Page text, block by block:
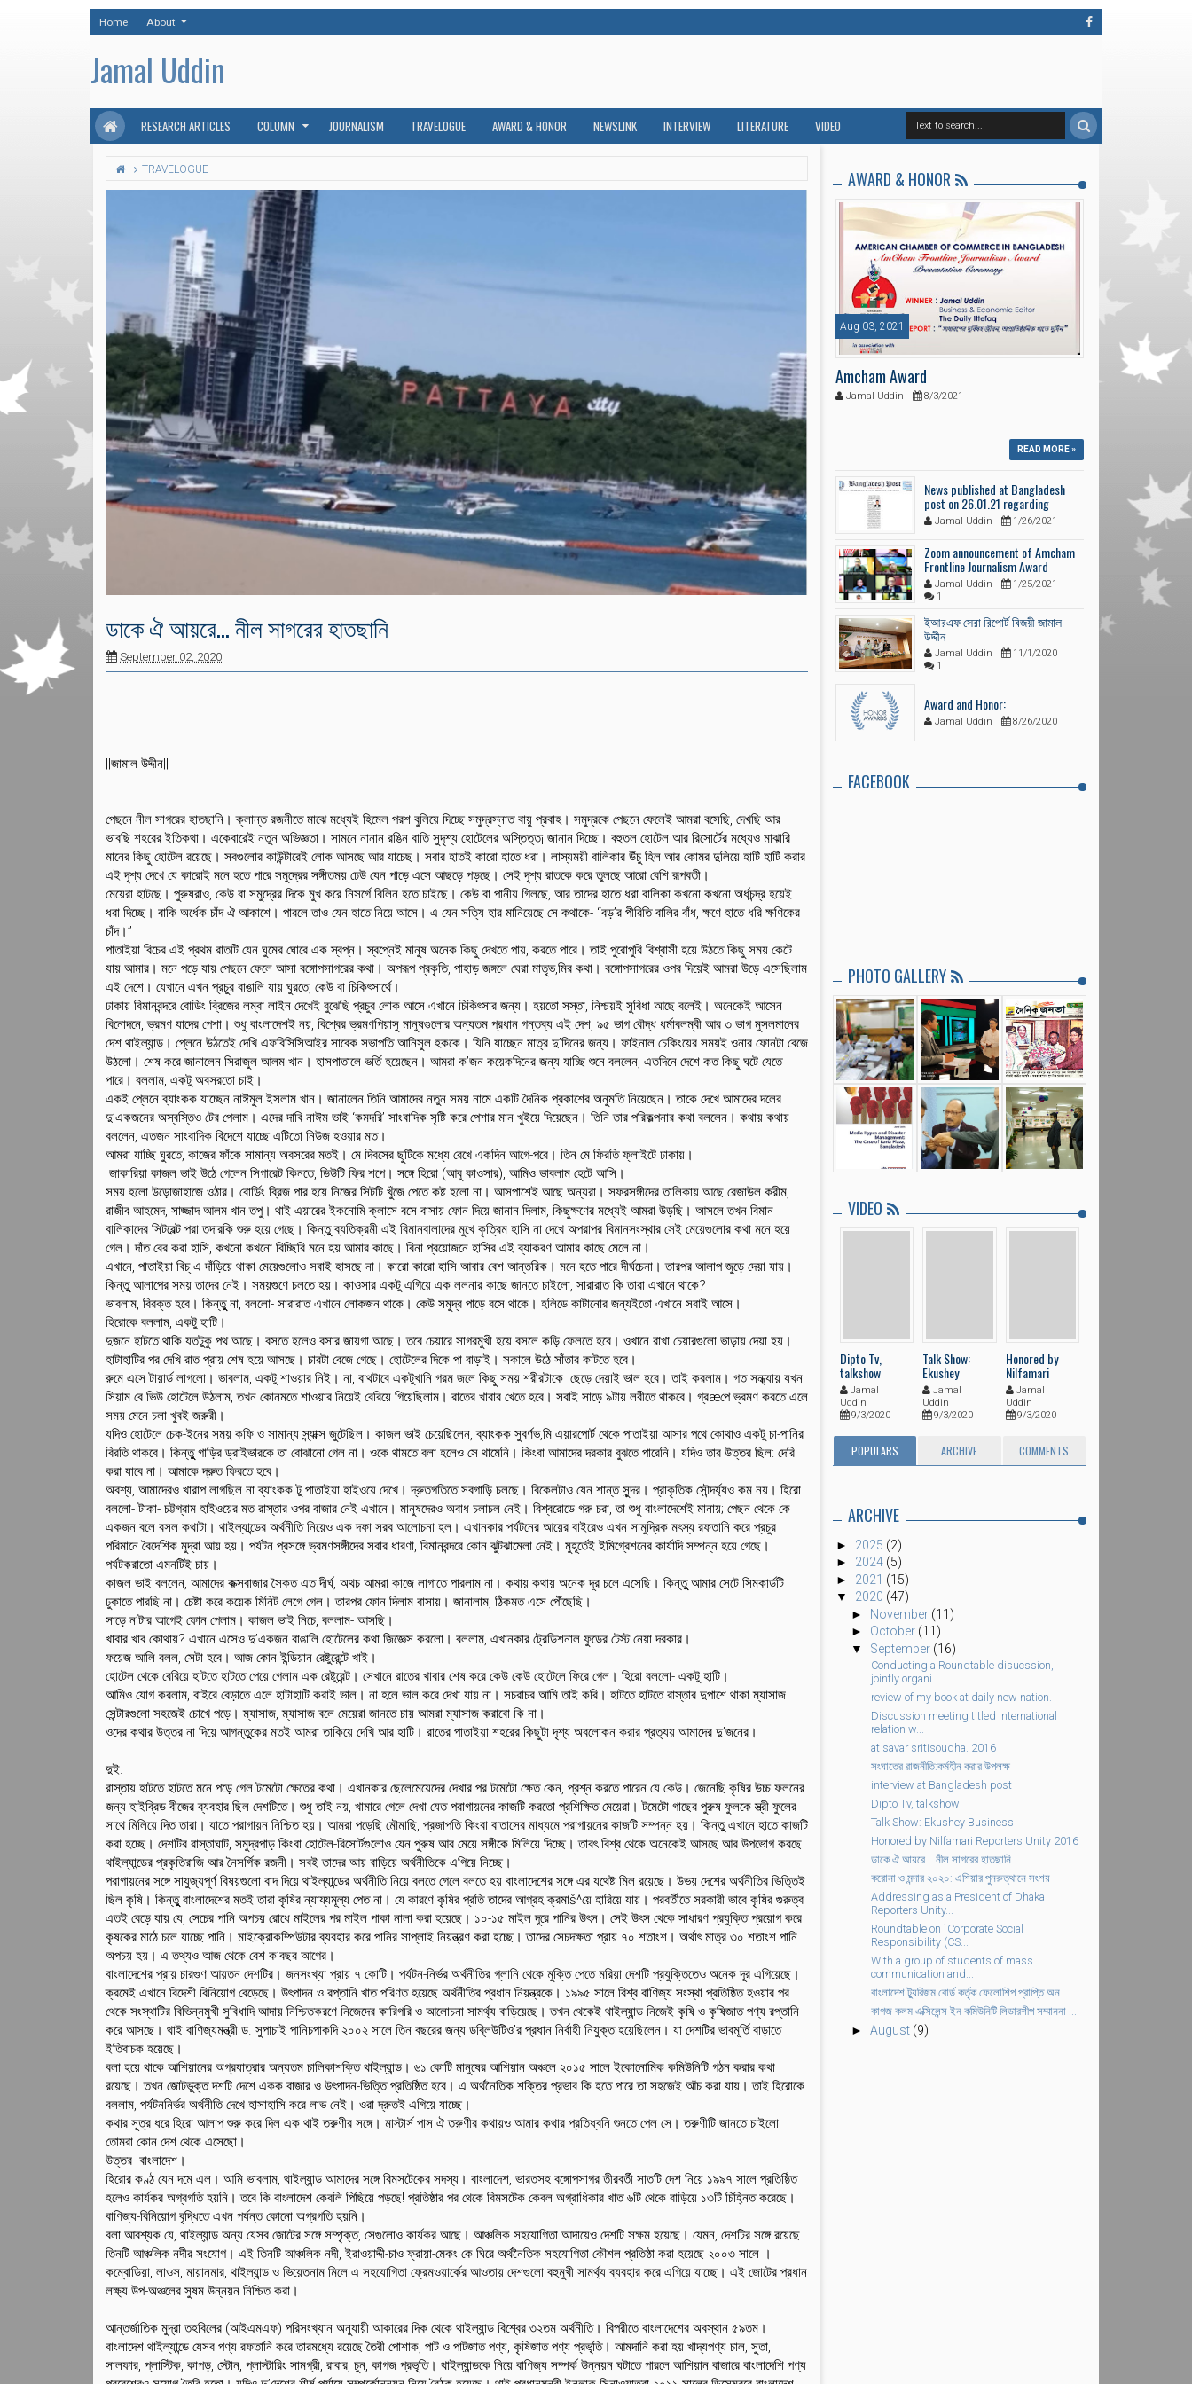
Home About
Jamal Uddin
RESEARCH ARTICLES COLUMN JOURNALISM TRAVELOGUE AWARD & HONOR NEWSLINK INTERVIEW LITERATURE VIDEO
TRAVELOGUE
ডাকে ঐ আয়রে... নীল সাগরের হাতছানি
September 02, 2020
||জামাল উদ্দীন||
পেছনে নীল সাগরের হাতছানি। ক্লান্ত রজনীতে মাঝে মধ্যেই হিমেল পরশ বুলিয়ে দিচ্ছে সমুদ্রস্নাত বায়ু প্রবাহ। সমুদ্রকে পেছনে ফেলেই আমরা বসেছি, দেখছি আর
ভাবছি শহরের ইতিকথা। একেবারেই নতুন অভিজ্ঞতা। সামনে নানান রঙিন বাতি সুদৃশ্য হোটেলের অস্তিত্ত¡ জানান দিচ্ছে। বহুতল হোটেল আর রিসোর্টের মধ্যেও মাঝারি
মানের কিছু হোটেল রয়েছে। সবগুলোর কাউন্টারেই লোক আসছে আর যাচেছ। সবার হাতই কারো হাতে ধরা। লাস্যময়ী বালিকার উঁচু হিল আর কোমর দুলিয়ে হাটি হাটি করার
এই দৃশ্য দেখে যে কারোই মনে হতে পারে সমুদ্রের সঙ্গীতময় ঢেউ যেন পাড়ে এসে আছড়ে পড়ছে। সেই দৃশ্য রাতকে করে তুলছে আরো বেশি রূপবতী।
মেয়েরা হাটছে। পুরুষরাও, কেউ বা সমুদ্রের দিকে মুখ করে নিসর্গে বিলিন হতে চাইছে। কেউ বা পানীয় গিলছে, আর তাদের হাতে ধরা বালিকা কখনো কখনো অর্ধচন্দ্র হয়েই
ধরা দিচ্ছে। বাকি অর্ধেক চাঁদ ঐ আকাশে। পারলে তাও যেন হাতে নিয়ে আসে। এ যেন সত্যি হার মানিয়েছে সে কথাকে- ‘‘বড়’র পীরিতি বালির বাঁধ, ক্ষণে হাতে ধরি ক্ষণিকের
চাঁদ।’’
পাতাইয়া বিচের এই প্রথম রাতটি যেন ঘুমের ঘোরে এক স্বপ্ন। স্বপ্নেই মানুষ অনেক কিছু দেখতে পায়, করতে পারে। তাই পুরোপুরি বিশ্বাসী হয়ে উঠতে কিছু সময় কেটে
যায় আমার। মনে পড়ে যায় পেছনে ফেলে আসা বঙ্গোপসাগরের কথা। অপরূপ প্রকৃতি, পাহাড় জঙ্গলে ঘেরা মাতৃভ‚মির কথা। বঙ্গোপসাগরের ওপর দিয়েই আমরা উড়ে এসেছিলাম
এই দেশে। যেখানে এখন প্রচুর বাঙালি যায় ঘুরতে, কেউ বা চিকিৎসার্থে।
ঢাকায় বিমানবন্দরে বোডিং ব্রিজের লম্বা লাইন দেখেই বুঝেছি প্রচুর লোক আসে এখানে চিকিৎসার জন্য। হয়তো সস্তা, নিশ্চয়ই সুবিধা আছে বলেই। অনেকেই আসেন
বিনোদনে, ভ্রমণ যাদের পেশা। শুধু বাংলাদেশই নয়, বিশ্বের ভ্রমণপিয়াসু মানুষগুলোর অন্যতম প্রধান গন্তব্য এই দেশ, ৯৫ ভাগ বৌদ্ধ ধর্মাবলম্বী আর ৩ ভাগ মুসলমানের
দেশ থাইল্যান্ড। প্লেনে উঠতেই দেখি এফবিসিসিআইর সাবেক সভাপতি আনিসুল হককে। যিনি যাচ্ছেন মাত্র দু’দিনের জন্য। ফাইনাল চেকিংয়ের সময়ই ওনার ফোনটা বেজে
উঠলো। শেষ করে জানালেন সিরাজুল আলম খান। হাসপাতালে ভর্তি হয়েছেন। আমরা ক’জন কয়েকদিনের জন্য যাচ্ছি শুনে বললেন, এতদিনে দেশে কত কিছু ঘটে যেতে
পারে। বললাম, একটু অবসরতো চাই।
একই প্লেনে ব্যাংকক যাচ্ছেন নাঈমুল ইসলাম খান। জানালেন তিনি আমাদের নতুন সময় নামে একটি দৈনিক প্রকাশের অনুমতি নিয়েছেন। তাকে দেখে আমাদের দলের
দু’একজনের অস্বস্তিও টের পেলাম। এদের দাবি নাঈম ভাই ‘কমদরি’ সাংবাদিক সৃষ্টি করে পেশার মান খুইয়ে দিয়েছেন। তিনি তার পরিকল্পনার কথা বললেন। কথায় কথায়
বললেন, এতজন সাংবাদিক বিদেশে যাচ্ছে এটিতো নিউজ হওয়ার মত।
আমরা যাচ্ছি ঘুরতে, কাজের ফাঁকে সামান্য অবসরের মতই। মে দিবসের ছুটিকে মধ্যে রেখে একদিন আগে-পরে। তিন মে ফিরতি ফ্লাইটে ঢাকায়।
জাকারিয়া কাজল ভাই উঠে গেলেন সিগারেট কিনতে, ডিউটি ফ্রি শপে। সঙ্গে হিরো (আবু কাওসার), আমিও ভাবলাম হেটে আসি।
সময় হলো উড়োজাহাজে ওঠার। বোর্ডিং ব্রিজ পার হয়ে নিজের সিটটি খুঁজে পেতে কষ্ট হলো না। আসপাশেই আছে অন্যরা। সফরসঙ্গীদের তালিকায় আছে রেজাউল করীম,
রাজীব আহমেদ, সাজ্জাদ আলম খান তপু। থাই এয়ারের ইকনোমি ক্লাসে বসে বাসায় ফোন দিয়ে জানান দিলাম, কিছুক্ষণের মধ্যেই আমরা উড়ছি। আসলে তখন বিমান
বালিকাদের সিটবেল্ট পরা তদারকি শুরু হয়ে গেছে। কিন্তুু ব্যতিক্রমী এই বিমানবালাদের মুখে কৃত্রিম হাসি না দেখে অপরাপর বিমানসংস্থার সেই মেয়েগুলোর কথা মনে হয়ে
গেল। দাঁত বের করা হাসি, কখনো কখনো বিচ্ছিরি মনে হয় আমার কাছে। বিনা প্রয়োজনে হাসির এই ব্যাকরণ আমার কাছে মেলে না।
এখানে, পাতাইয়া বিচ্ এ দাঁড়িয়ে থাকা মেয়েগুলোও সবাই হাসছে না। কারো কারো হাসি আবার বেশ আন্তরিক। মনে হতে পারে দীর্ঘচেনা। তারপর আলাপ জুড়ে দেয়া যায়।
কিন্তুু আলাপের সময় তাদের নেই। সময়গুণে চলতে হয়। কাওসার একটু এগিয়ে এক ললনার কাছে জানতে চাইলো, সারারাত কি তারা এখানে থাকে?
ভাবলাম, বিরক্ত হবে। কিন্তুু না, বললো- সারারাত এখানে লোকজন থাকে। কেউ সমুদ্র পাড়ে বসে থাকে। হলিডে কাটানোর জন্যইতো এখানে সবাই আসে।
হিরোকে বললাম, একটু হাটি।
দুজনে হাটতে থাকি যতটুকু পথ আছে। বসতে হলেও বসার জায়গা আছে। তবে চেয়ারে সাগরমুখী হয়ে বসলে কড়ি ফেলতে হবে। ওখানে রাখা চেয়ারগুলো ভাড়ায় দেয়া হয়।
হাটাহাটির পর দেখি রাত প্রায় শেষ হয়ে আসছে। চারটা বেজে গেছে। হোটেলের দিকে পা বাড়াই। সকালে উঠে সাঁতার কাটতে হবে।
রুমে এসে টায়ার্ড লাগলো। ভাবলাম, একটু শাওয়ার নিই। না, বাথটাবে একটুখানি গরম জলে কিছু সময় শরীরটাকে ছেড়ে দেয়াই ভাল হবে। তাই করলাম। গত সন্ধ্যায় যখন
সিয়াম বে ভিউ হোটেলে উঠলাম, তখন কোনমতে শাওয়ার নিয়েই বেরিয়ে গিয়েছিলাম। রাতের খাবার খেতে হবে। সবাই সাড়ে ৯টায় লবীতে থাকবে। গ্রæপে ভ্রমণ করতে এলে
সময় মেনে চলা খুবই জরুরী।
যদিও হোটেলে চেক-ইনের সময় কফি ও সামান্য স্ন্যাক্স জুটেছিল। কাজল ভাই চেয়েছিলেন, ব্যাংকক সুবর্ণভ‚মি এয়ারপোর্ট থেকে পাতাইয়া আসার পথে কোথাও একটু চা-পানির
বিরতি থাকবে। কিন্তুু গাড়ির ড্রাইভারকে তা বোঝানো গেল না। ওকে থামতে বলা হলেও সে থামেনি। কিংবা আমাদের দরকার বুঝতে পারেনি। যদিও তার উত্তর ছিল: দেরি
করা যাবে না। আমাকে দ্রুত ফিরতে হবে।
অবশ্য, আমাদেরও খারাপ লাগছিল না ব্যাংকক টু পাতাইয়া হাইওয়ে দেখে। দ্রুতগতিতে সবগাড়ি চলছে। বিকেলটাও যেন শান্ত সুন্দর। প্রাকৃতিক সৌন্দর্য্যও কম নয়। হিরো
বললো- টাকা- চট্টগ্রাম হাইওয়ের মত রাস্তার ওপর বাজার নেই এখানে। মানুষদেরও অবাধ চলাচল নেই। বিশ্বরোডে গরু চরা, তা শুধু বাংলাদেশেই মানায়; পেছন থেকে কে
একজন বলে বসল কথাটা। থাইল্যান্ডের অর্থনীতি নিয়েও এক দফা সরব আলোচনা হল। এখানকার পর্যটনের আয়ের বাইরেও এখন সামুদ্রিক মৎস্য রফতানি করে প্রচুর
পরিমানে বৈদেশিক মুদ্রা আয় হয়। পর্যটন প্রসঙ্গে ভ্রমণসঙ্গীদের সবার ধারণা, বিমানবন্দরে কোন ঝুটঝামেলা নেই। মুহূর্তেই ইমিগ্রেশনের কার্যাদি সম্পন্ন হয়ে গেছে।
পর্যটকরাতো এমনটিই চায়।
কাজল ভাই বললেন, আমাদের কক্সবাজার সৈকত এত দীর্ঘ, অথচ আমরা কাজে লাগাতে পারলাম না। কথায় কথায় অনেক দূর চলে এসেছি। কিন্তুু আমার সেটে সিমকার্ডটি
ঢুকাতে পারছি না। চেষ্টা করে কয়েক মিনিট লেগে গেল। তারপর ফোন দিলাম বাসায়। জানালাম, ঠিকমত এসে পৌঁছেছি।
সাড়ে ন’টার আগেই ফোন পেলাম। কাজল ভাই নিচে, বললাম- আসছি।
খাবার খাব কোথায়? এখানে এসেও দু’একজন বাঙালি হোটেলের কথা জিজ্ঞেস করলো। বললাম, এখানকার ট্রেডিশনাল ফুডের টেস্ট নেয়া দরকার।
ফয়েজ আলি বলল, সেটা হবে। আজ কোন ইন্ডিয়ান রেষ্টুরেন্টে খাই।
হোটেল থেকে বেরিয়ে হাটতে হাটতে পেয়ে গেলাম এক রেষ্টুরেন্ট। সেখানে রাতের খাবার শেষ করে কেউ কেউ হোটেলে ফিরে গেল। হিরো বললো- একটু হাটি।
আমিও যোগ করলাম, বাইরে বেড়াতে এলে হাটাহাটি করাই ভাল। না হলে ভাল করে দেখা যায় না। সচরাচর আমি তাই করি। হাটতে হাটতে রাস্তার দুপাশে থাকা ম্যাসাজ
সেন্টারগুলো সহজেই চোখে পড়ে। ম্যাসাজ, ম্যাসাজ বলে মেয়েরা জানতে চায় আমরা ম্যাসাজ করাবো কি না।
ওদের কথার উত্তর না দিয়ে আগন্তুুকের মতই আমরা তাকিয়ে দেখি আর হাটি। রাতের পাতাইয়া শহরের কিছুটা দৃশ্য অবলোকন করার প্রত্যয় আমাদের দু’জনের।
দুই.
রাস্তায় হাটতে হাটতে মনে পড়ে গেল টমেটো ক্ষেতের কথা। এখানকার ছেলেমেয়েদের দেখার পর টমেটো ক্ষেত কেন, প্রশ্ন করতে পারেন যে কেউ। জেনেছি কৃষির উচ্চ ফলনের
জন্য হাইব্রিড বীজের ব্যবহার ছিল দেশটিতে। শুধু তাই নয়, খামারে গেলে দেখা যেত পরাগায়নের কাজটি করতো প্রশিক্ষিত মেয়েরা। টমেটো গাছের পুরুষ ফুলকে স্ত্রী ফুলের
সাথে মিলিয়ে দিত তারা। যাতে পরাগায়ন নিশ্চিত হয়। আমরা পড়েছি মৌমাছি, প্রজাপতি কিংবা বাতাসের মাধ্যমে পরাগায়নের কাজটি সম্পন্ন হয়। কিন্তুু এখানে হাতে কাজটি
করা হচ্ছে। দেশটির রাস্তাঘাট, সমুদ্রপাড় কিংবা হোটেল-রিসোর্টগুলোও যেন পুরুষ আর মেয়ে সঙ্গীকে মিলিয়ে দিচ্ছে। তাবৎ বিশ্ব থেকে অনেকেই আসছে আর উপভোগ করছে
থাইল্যান্ডের প্রকৃতিরাজি আর নৈসর্গিক রজনী। সবই তাদের আয় বাড়িয়ে অর্থনীতিকে এগিয়ে নিচ্ছে।
পরাগায়নের সঙ্গে সাযুজ্যপূর্ণ বিষয়গুলো বাদ দিয়ে থাইল্যান্ডের অর্থনীতি নিয়ে বলতে গেলে বলতে হয় বাংলাদেশের সঙ্গে এর যথেষ্ট মিল রয়েছে। উভয় দেশের অর্থনীতির ভিত্তিই
ছিল কৃষি। কিন্তুু বাংলাদেশের মতই তারা কৃষির ন্যায্যমূল্য পেত না। যে কারণে কৃষির প্রতি তাদের আগ্রহ ক্রমাš^য়ে হারিয়ে যায়। পরবর্তীতে সরকারী ভাবে কৃষির গুরুত্ব
এতই বেড়ে যায় যে, সেচের পানি অপচয় রোধে মাইলের পর মাইল পাকা নালা করা হয়েছে। ১০-১৫ মাইল দূরে পানির উৎস। সেই উৎস থেকে সাধারণ প্রযুক্তি প্রয়োগ করে
কৃষকের মাঠে চলে যাচ্ছে পানি। মাইক্রোকম্পিউটার ব্যবহার করে পানির সাপ্লাই নিয়ন্ত্রণ করা হচ্ছে। তাদের সেচদক্ষতা প্রায় ৭০ শতাংশ। অর্থাৎ মাত্র ৩০ শতাংশ পানি
অপচয় হয়। এ তথ্যও আজ থেকে বেশ ক’বছর আগের।
বাংলাদেশের প্রায় চারগুণ আয়তন দেশটির। জনসংখ্যা প্রায় ৭ কোটি। পর্যটন-নির্ভর অর্থনীতির গ্লানি থেকে মুক্তি পেতে মরিয়া দেশটি প্রযুক্তিতেও অনেক দূর এগিয়েছে।
ক্রমেই এখানে বিদেশী বিনিয়োগ বেড়েছে। উৎপাদন ও রপ্তানি খাত পরিণত হয়েছে অর্থনীতির প্রধান নিয়ন্ত্রকে। ১৯৯৫ সালে বিশ্ব বাণিজ্য সংস্থা প্রতিষ্ঠিত হওয়ার পর
থেকে সংস্থাটির বিভিন্নমুখী সুবিধাদি আদায় নিশ্চিতকরণে নিজেদের কারিগরি ও আলোচনা-সামর্থ্য বাড়িয়েছে। তখন থেকেই থাইল্যান্ড নিজেই কৃষি ও কৃষিজাত পণ্য রপ্তানি
করে আসছে। থাই বাণিজ্যমন্ত্রী ড. সুপাচাই পানিচপাকদি ২০০২ সালে তিন বছরের জন্য ডব্লিউটিও’র প্রধান নির্বাহী নিযুক্ত হয়েছিলেন। যা দেশটির ভাবমূর্তি বাড়াতে
ইতিবাচক হয়েছে।
বলা হয়ে থাকে আশিয়ানের অগ্রযাত্রার অন্যতম চালিকাশক্তি থাইল্যান্ড। ৬১ কোটি মানুষের আশিয়ান অঞ্চলে ২০১৫ সালে ইকোনোমিক কমিউনিটি গঠন করার কথা
রয়েছে। তখন জোটভুক্ত দশটি দেশে একক বাজার ও উৎপাদন-ভিত্তি প্রতিষ্ঠিত হবে। এ অর্থনৈতিক শক্তির প্রভাব কি হতে পারে তা সহজেই আঁচ করা যায়। তাই হিরোকে
বললাম, পর্যটননির্ভর অর্থনীতি দেখে হাসাহাসি করে লাভ নেই। ওরা দ্রুতই এগিয়ে যাচ্ছে।
কথার সূত্র ধরে হিরো আলাপ শুরু করে দিল এক থাই তরুণীর সঙ্গে। মাস্টার্স পাস ঐ তরুণীর কথায়ও আমার কথার প্রতিধ্বনি শুনতে পেল সে। তরুণীটি জানতে চাইলো
তোমরা কোন দেশ থেকে এসেছো।
উত্তর- বাংলাদেশ।
হিরোর কণ্ঠ যেন দমে এল। আমি ভাবলাম, থাইল্যান্ড আমাদের সঙ্গে বিমসটেকের সদস্য। বাংলাদেশ, ভারতসহ বঙ্গোপসাগর তীরবর্তী সাতটি দেশ নিয়ে ১৯৯৭ সালে প্রতিষ্ঠিত
হলেও কার্যকর অগ্রগতি হয়নি। তবে কি বাংলাদেশ কেবলি পিছিয়ে পড়ছে! প্রতিষ্ঠার পর থেকে বিমসটেক কেবল অগ্রাধিকার খাত ৬টি থেকে বাড়িয়ে ১৩টি চিহ্নিত করেছে।
বাণিজ্য-বিনিয়োগ বৃদ্ধিতে এখন পর্যন্ত কোনো অগ্রগতি হয়নি।
বলা আবশ্যক যে, থাইল্যান্ড অন্য যেসব জোটের সঙ্গে সম্পৃক্ত, সেগুলোও কার্যকর আছে। আঞ্চলিক সহযোগিতা আদায়েও দেশটি সক্ষম হয়েছে। যেমন, দেশটির সঙ্গে রয়েছে
তিনটি আঞ্চলিক নদীর সংযোগ। এই তিনটি আঞ্চলিক নদী, ইরাওয়াদ্দী-চাও ফ্রায়া-মেকং কে ঘিরে অর্থনৈতিক সহযোগিতা কৌশল প্রতিষ্ঠা করা হয়েছে ২০০৩ সালে ।
কম্বোডিয়া, লাওস, মায়ানমার, থাইল্যান্ড ও ভিয়েতনাম মিলে এ সহযোগিতা ফ্রেমওয়ার্কের আওতায় দেশগুলো বহুমুখী সামর্থ্য ব্যবহার করে এগিয়ে যাচ্ছে। এই জোটের প্রধান
লক্ষ্য উপ-অঞ্চলের সুষম উন্নয়ন নিশ্চিত করা।
আন্তর্জাতিক মুদ্রা তহবিলের (আইএমএফ) পরিসংখ্যান অনুযায়ী আকারের দিক থেকে থাইল্যান্ড বিশ্বের ৩২তম অর্থনীতি। বিপরীতে বাংলাদেশের অবস্থান ৫৯তম।
বাংলাদেশ থাইল্যান্ডে যেসব পণ্য রফতানি করে তারমধ্যে রয়েছে তৈরী পোশাক, পাট ও পাটজাত পণ্য, কৃষিজাত পণ্য প্রভৃতি। আমদানি করা হয় খাদ্যপণ্য চাল, সুতা,
সালফার, প্লাস্টিক, কাপড়, স্টোন, প্লাস্টারিং সামগ্রী, রাবার, চুন, কাগজ প্রভৃতি। থাইল্যান্ডকে নিয়ে বাণিজ্য সম্পর্ক উন্নয়ন ঘটাতে পারলে আশিয়ান বাজারে বাংলাদেশি পণ্য
AWARD & HONOR
Aug 03, 2021
Amcham Award
Jamal Uddin 8/3/2021
READ MORE »
News published at Bangladesh
post on 26.01.21 regarding
Amcham award
Jamal Uddin 1/26/2021
Zoom announcement of Amcham
Frontline Journalism Award
Winners 2021, H.E Foreign
minister, H.E US ambassador also
Jamal Uddin
1/25/2021
1
ইআরএফ সেরা রিপোর্ট বিজয়ী জামাল
উদ্দীন
Jamal Uddin
11/1/2020
1
Award and Honor:
Jamal Uddin 8/26/2020
FACEBOOK
PHOTO GALLERY
VIDEO
Dipto Tv,
talkshow
Jamal
Uddin
9/3/2020
Talk Show:
Ekushey
Business
Jamal
Uddin
9/3/2020
Honored by
Nilfamari
Reporters Unity
2016
Jamal
Uddin
9/3/2020
POPULARS ARCHIVE COMMENTS
ARCHIVE
► 2025 (2)
► 2024 (5)
► 2021 (15)
▼ 2020 (47)
► November (11)
► October (11)
▼ September (16)
Conducting a Roundtable disucssion,
jointly organi...
review of my book at daily new nation.
Discussion meeting titled international
relation w...
at savar sritisoudha. 2016
সংঘাতের রাজনীতি:কর্মহীন করার উপলক্ষ
interview at Bangladesh post
Dipto Tv, talkshow
Talk Show: Ekushey Business
Honored by Nilfamari Reporters Unity 2016
ডাকে ঐ আয়রে... নীল সাগরের হাতছানি
করোনা ও মন্দার ২০২০: এশিয়ার পুনরুত্থানে সংশয়
Addressing as a President of Dhaka
Reporters Unity...
Roundtable on `Corporate Social
Responsibility (CS...
With a group of students of mass
communication and...
বাংলাদেশ ট্যুরিজম বোর্ড কর্তৃক ফেলোশিপ প্রাপ্তি অন...
কাগজ কলম এক্সিলেন্স ইন কমিউনিটি লিডারশীপ সম্মাননা ...
► August (9)